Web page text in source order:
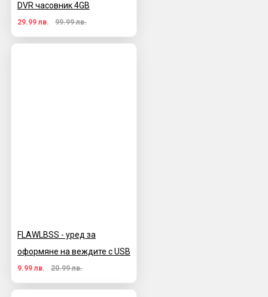
DVR часовник 4GB
29.99 лв. 99.99 лв.
FLAWLBSS - уред за
оформяне на веждите с USB
9.99 лв. 20.99 лв.